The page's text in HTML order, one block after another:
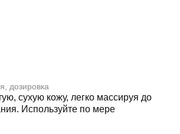
дозировка
сухую кожу, легко массируя до
Используйте по мере